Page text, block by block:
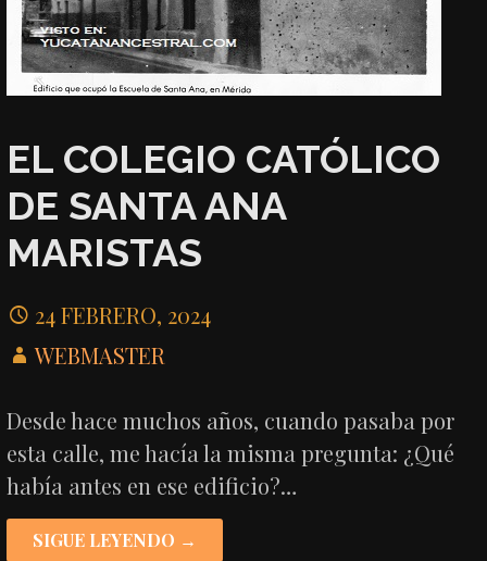
EL COLEGIO CATÓLICO
DE SANTA ANA
MARISTAS
24 FEBRERO, 2024
WEBMASTER
Desde hace muchos años, cuando pasaba por
esta calle, me hacía la misma pregunta: ¿Qué
había antes en ese edificio?…
SIGUE LEYENDO →